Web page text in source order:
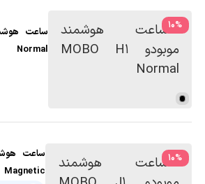
%
10
Normal
%
10
Magnetic